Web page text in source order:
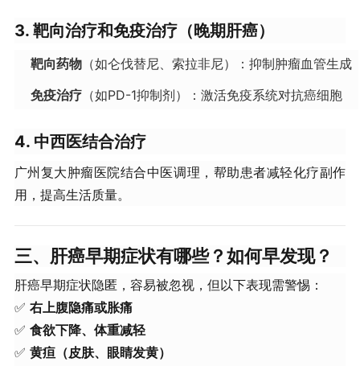
3. 靶向治疗和免疫治疗（晚期肝癌）
靶向药物（如仑伐替尼、索拉非尼）：抑制肿瘤血管生成
免疫治疗（如PD-1抑制剂）：激活免疫系统对抗癌细胞
4. 中西医结合治疗
广州复大肿瘤医院结合中医调理，帮助患者减轻化疗副作
用，提高生活质量。
三、肝癌早期症状有哪些？如何早发现？
肝癌早期症状隐匿，容易被忽视，但以下表现需警惕：
✅ 右上腹隐痛或胀痛
✅ 食欲下降、体重减轻
✅ 黄疸（皮肤、眼睛发黄）